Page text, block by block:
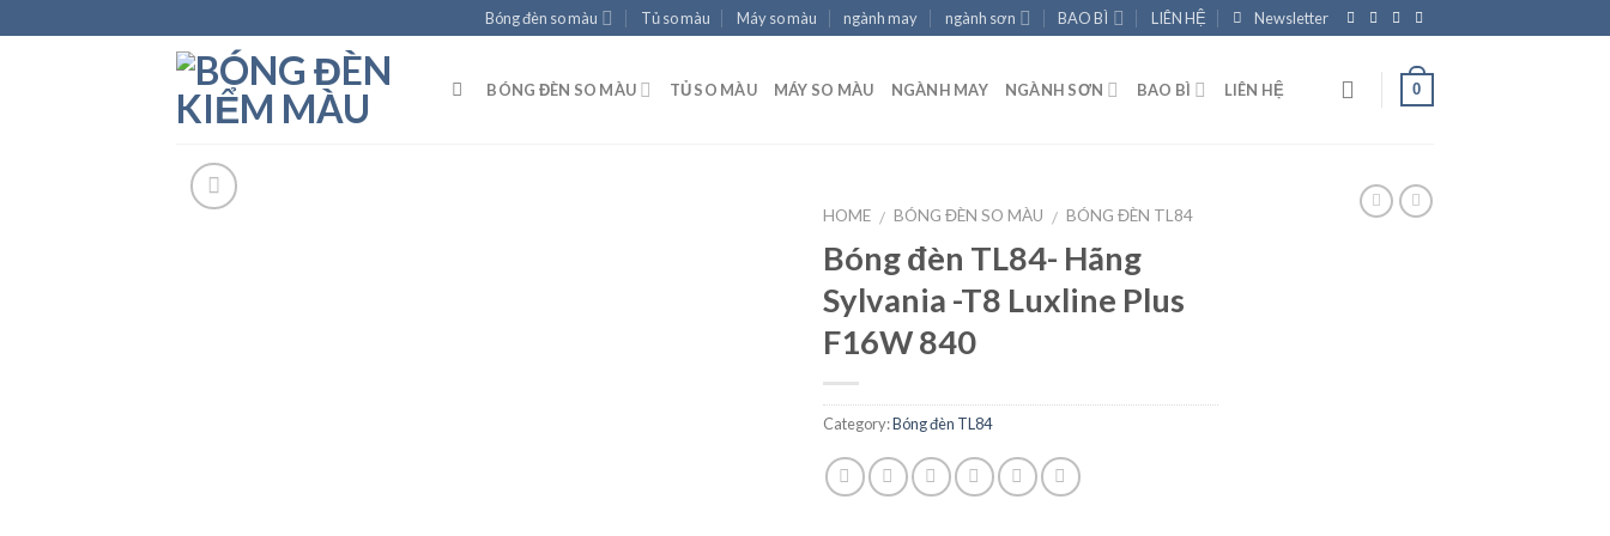
to
Bóng đèn so màu Tủ so màu Máy so màu ngành may ngành sơn BAO BÌ LIÊN HỆ Newsletter
BÓNG ĐÈN SO MÀU TỦ SO MÀU MÁY SO MÀU NGÀNH MAY NGÀNH SƠN BAO BÌ LIÊN HỆ 0
HOME / BÓNG ĐÈN SO MÀU / BÓNG ĐÈN TL84
Bóng đèn TL84- Hãng
Sylvania -T8 Luxline Plus
F16W 840
Category:Bóng đèn TL84